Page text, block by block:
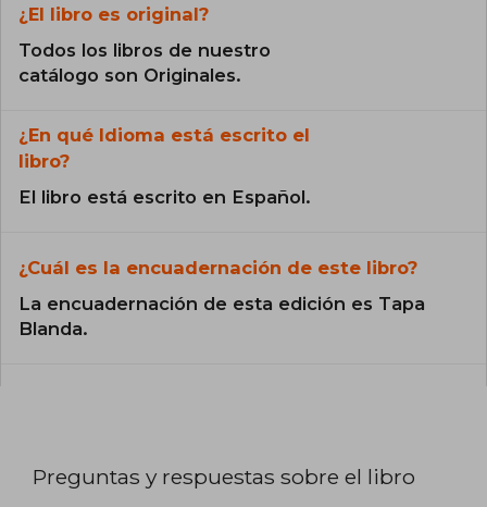
¿El libro es original?
Todos los libros de nuestro
catálogo son Originales.
¿En qué Idioma está escrito el
libro?
El libro está escrito en Español.
¿Cuál es la encuadernación de este libro?
La encuadernación de esta edición es Tapa
Blanda.
Preguntas y respuestas sobre el libro